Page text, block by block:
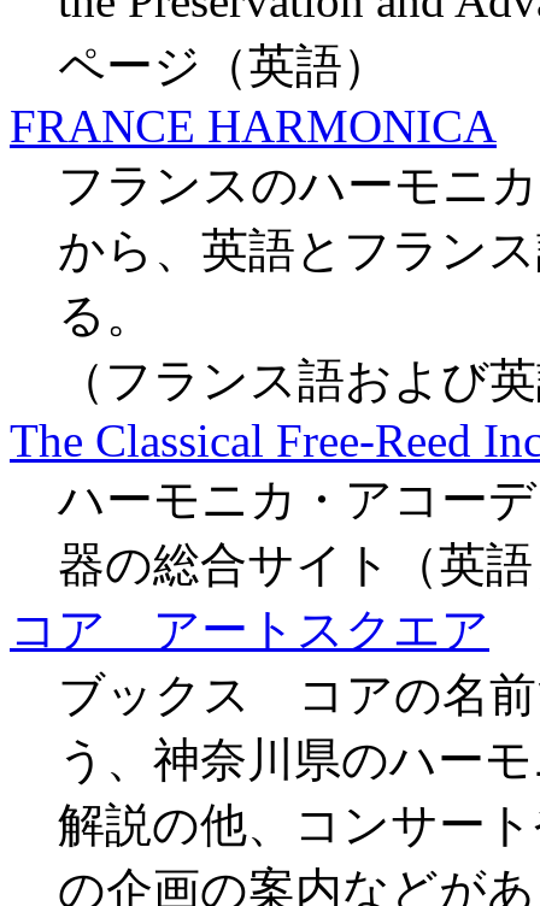
ページ（英語）
FRANCE HARMONICA
フランスのハーモニ
から、英語とフラン
る。
（フランス語および
The Classical Free-Reed
ハーモニカ・アコー
器の総合サイト（英
コア アートスクエア
ブックス コアの名前
う、神奈川県のハー
解説の他、コンサー
の企画の案内などが